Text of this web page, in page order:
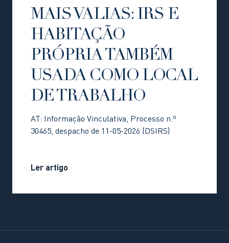
MAIS VALIAS: IRS E
HABITAÇÃO
PRÓPRIA TAMBÉM
USADA COMO LOCAL
DE TRABALHO
AT: Informação Vinculativa, Processo n.º
30465, despacho de 11-05-2026 (DSIRS)
Ler artigo